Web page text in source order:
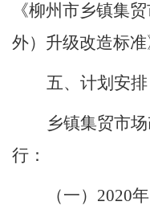
《柳州市乡镇集
外）升级改造标准
五、计划安排
乡镇集贸市
行：
（一） 2020年